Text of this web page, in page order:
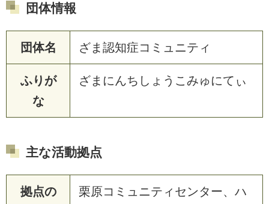
団体情報
団体名 ざま認知症コミュニティ
ふりが
な
ざまにんちしょうこみゅにてぃ
主な活動拠点
拠点の
栗原コミュニティセンター、ハ